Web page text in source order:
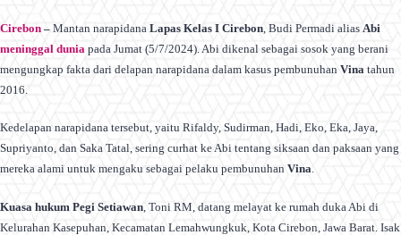
Cirebon – Mantan narapidana Lapas Kelas I Cirebon , Budi Permadi alias Abi
meninggal dunia pada Jumat (5/7/2024). Abi dikenal sebagai sosok yang berani
mengungkap fakta dari delapan narapidana dalam kasus pembunuhan Vina tahun
2016.
Kedelapan narapidana tersebut, yaitu Rifaldy, Sudirman, Hadi, Eko, Eka, Jaya,
Supriyanto, dan Saka Tatal, sering curhat ke Abi tentang siksaan dan paksaan yang
mereka alami untuk mengaku sebagai pelaku pembunuhan Vina.
Kuasa hukum Pegi Setiawan , Toni RM, datang melayat ke rumah duka Abi di
Kelurahan Kasepuhan, Kecamatan Lemahwungkuk, Kota Cirebon, Jawa Barat. Isak